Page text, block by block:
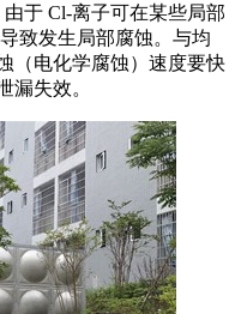
于 Cl-离子可在某些局部
致发生局部腐蚀。与均
（电化学腐蚀）速度要快
漏失效。